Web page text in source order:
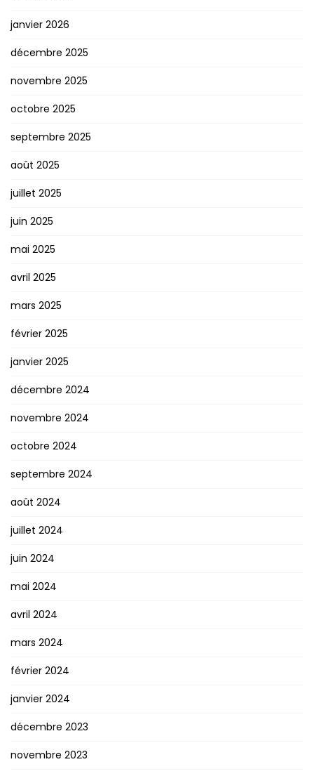
janvier 2026
décembre 2025
novembre 2025
octobre 2025
septembre 2025
août 2025
juillet 2025
juin 2025
mai 2025
avril 2025
mars 2025
février 2025
janvier 2025
décembre 2024
novembre 2024
octobre 2024
septembre 2024
août 2024
juillet 2024
juin 2024
mai 2024
avril 2024
mars 2024
février 2024
janvier 2024
décembre 2023
novembre 2023